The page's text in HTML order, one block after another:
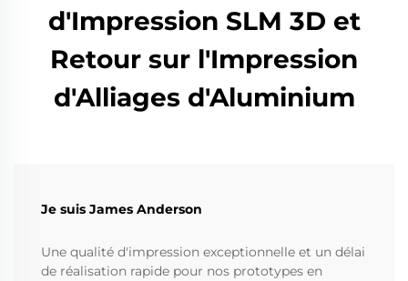
d'Impression SLM 3D et
Retour sur l'Impression
d'Alliages d'Aluminium
Je suis James Anderson
Une qualité d'impression exceptionnelle et un délai
de réalisation rapide pour nos prototypes en